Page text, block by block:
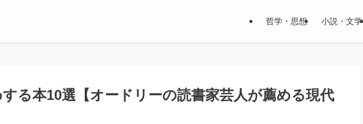
哲学・思想 小説・文学
る本10選【オードリーの読書家芸人が薦める現代